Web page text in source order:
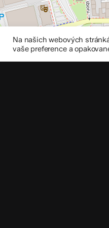
Na našich webových
vaše preference a